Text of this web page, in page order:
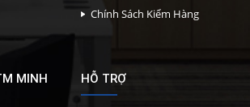
Chính Sách Kiểm Hàng
MINH
HỖ TRỢ